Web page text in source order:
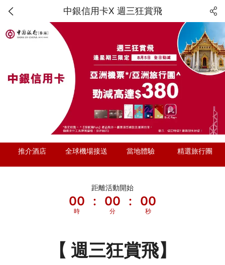
中銀信用卡X 週三狂賞飛
推介酒店 全球機場接送 當地體驗 精選旅行團
距離活動開始
00
時
: 00
分
: 00
秒
【 週三狂賞飛】